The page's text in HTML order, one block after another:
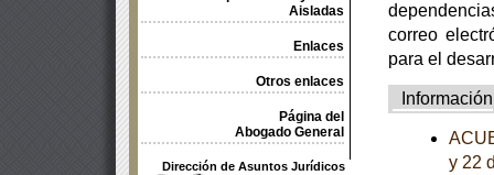
Aisladas
Enlaces
Otros enlaces
Página del
Abogado General
Dirección de Asuntos Jurídicos
correo
para el
Información
y 22